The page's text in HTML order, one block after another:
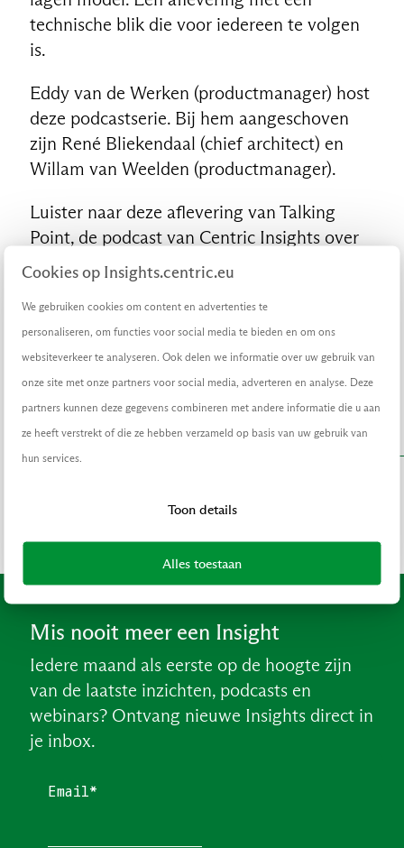
Cookies op Insights.centric.eu
We gebruiken cookies om content en advertenties te
personaliseren, om functies voor social media te bieden en om ons
websiteverkeer te analyseren. Ook delen we informatie over uw gebruik van
onze site met onze partners voor social media, adverteren en analyse. Deze
partners kunnen deze gegevens combineren met andere informatie die u aan
ze heeft verstrekt of die ze hebben verzameld op basis van uw gebruik van
hun services.
Toon details
Alles toestaan
technische blik die voor iedereen te volgen
is.
Eddy van de Werken (productmanager) host
deze podcastserie. Bij hem aangeschoven
zijn René Bliekendaal (chief architect) en
Willam van Weelden (productmanager).
Luister naar deze aflevering van Talking
Point, de podcast van Centric Insights over
actuele ontwikkelingen en toepassingen op
het gebied van data en IT. De aflevering is
ookvia Spotifyte belusiteren.
Aflevering 3 volgt binnenkort en belicht de
praktische kant van Common Ground.
Aflevering 1 kun jehierterugluisteren.
Mis nooit meer een Insight
Iedere maand als eerste op de hoogte zijn
van de laatste inzichten, podcasts en
webinars? Ontvang nieuwe Insights direct in
je inbox.
Email*
NL